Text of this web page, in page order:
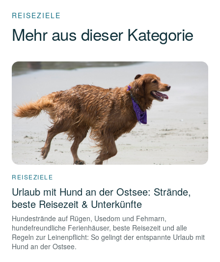
REISEZIELE
Mehr aus dieser Kategorie
REISEZIELE
Urlaub mit Hund an der Ostsee: Strände,
beste Reisezeit & Unterkünfte
Hundestrände auf Rügen, Usedom und Fehmarn,
hundefreundliche Ferienhäuser, beste Reisezeit und alle
Regeln zur Leinenpflicht: So gelingt der entspannte Urlaub mit
Hund an der Ostsee.